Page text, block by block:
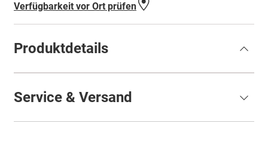
Verfügbarkeit vor Ort prüfen
Produktdetails
Service & Versand